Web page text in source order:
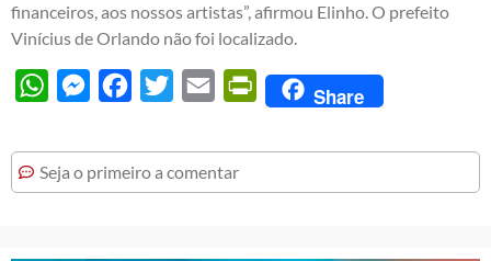
financeiros, aos nossos artistas”, afirmou Elinho. O prefeito
Vinícius de Orlando não foi localizado.
WhatsAppMessengerFacebook
Twitter Email PrintFriendly
Share
Seja o primeiro a comentar